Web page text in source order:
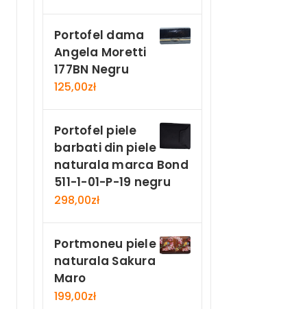
Portofel dama
Angela Moretti
177BN Negru
125,00zł
Portofel piele
barbati din piele
naturala marca Bond
511-1-01-P-19 negru
298,00zł
Portmoneu piele
naturala Sakura
Maro
199,00zł